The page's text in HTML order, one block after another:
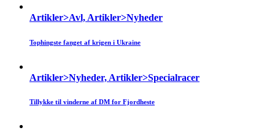
Artikler>Avl, Artikler>Nyheder
Tophingste fanget af krigen i Ukraine
Artikler>Nyheder, Artikler>Specialracer
Tillykke til vinderne af DM for Fjordheste